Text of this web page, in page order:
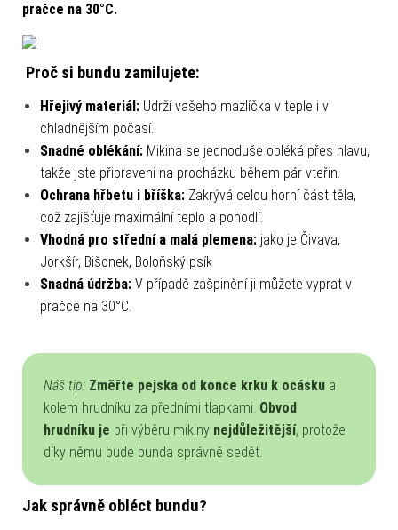
pračce na 30°C.
Proč si bundu zamilujete:
Hřejivý materiál: Udrží vašeho mazlíčka v teple i v
chladnějším počasí.
Snadné oblékání: Mikina se jednoduše obléká přes hlavu,
takže jste připraveni na procházku během pár vteřin.
Ochrana hřbetu i bříška: Zakrývá celou horní část těla,
což zajišťuje maximální teplo a pohodlí.
Vhodná pro střední a malá plemena: jako je Čivava,
Jorkšír, Bišonek, Boloňský psík
Snadná údržba: V případě zašpinění ji můžete vyprat v
pračce na 30°C.
Náš tip: Změřte pejska od konce krku k ocásku a
kolem hrudníku za předními tlapkami. Obvod
hrudníku je při výběru mikiny nejdůležitější, protože
díky němu bude bunda správně sedět.
Jak správně obléct bundu?